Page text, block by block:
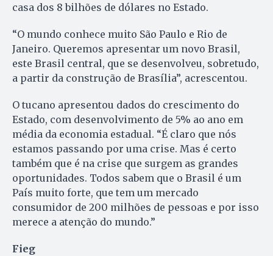
casa dos 8 bilhões de dólares no Estado.
“O mundo conhece muito São Paulo e Rio de
Janeiro. Queremos apresentar um novo Brasil,
este Brasil central, que se desenvolveu, sobretudo,
a partir da construção de Brasília”, acrescentou.
O tucano apresentou dados do crescimento do
Estado, com desenvolvimento de 5% ao ano em
média da economia estadual. “É claro que nós
estamos passando por uma crise. Mas é certo
também que é na crise que surgem as grandes
oportunidades. Todos sabem que o Brasil é um
País muito forte, que tem um mercado
consumidor de 200 milhões de pessoas e por isso
merece a atenção do mundo.”
Fieg